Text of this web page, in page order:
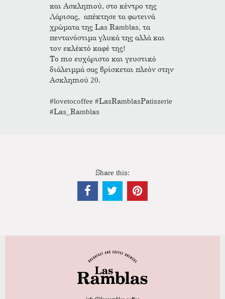
και Ασκληπιού, στο κέντρο της
Λάρισας, απέκτησε τα φωτεινά
χρώματα της Las Ramblas, τα
πεντανόστιμα γλυκά της αλλά και
τον εκλέκτό καφέ της!
Το πιο ευχάριστο και γευστικό
διάλειμμά σας βρίσκεται πλεόν στην
Ασκληπιού 20.
#lovetocoffee #LasRamblasPatisserie
#Las_Ramblas
Share this: